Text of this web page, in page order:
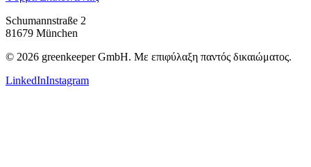
Schumannstraße 2
81679 München
© 2026 greenkeeper GmbH. Με επιφύλαξη παντός δικαιώματος.
LinkedInInstagram